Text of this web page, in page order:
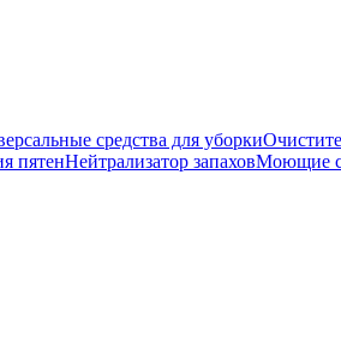
средства для уборки
пятенНейтрализатор запаховМоющие